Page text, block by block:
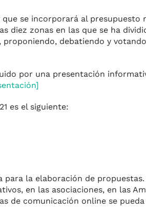
se incorporará al presupuesto
diez zonas en las que se ha
debatiendo y
por una presentación
es el siguiente:
la elaboración de propuestas.
en las asociaciones, en las
de comunicación online se pueda